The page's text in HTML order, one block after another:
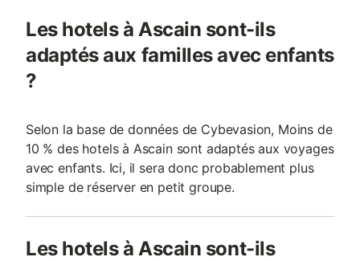
Les hotels à Ascain sont-ils
adaptés aux familles avec enfants
?
Selon la base de données de Cybevasion, Moins de
10 % des hotels à Ascain sont adaptés aux voyages
avec enfants. Ici, il sera donc probablement plus
simple de réserver en petit groupe.
Les hotels à Ascain sont-ils